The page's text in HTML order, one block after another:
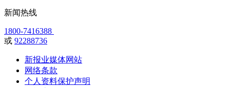
新闻热线
1800-7416388
或 92288736
新报业媒体网站
网络条款
个人资料保护声明